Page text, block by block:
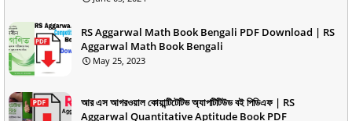
RS Aggarwal Math Book Bengali PDF Download | RS
Aggarwal Math Book Bengali
May 25, 2023
আর এস আগরওয়াল কোয়ান্টিটেটিভ অ্যাপটিটিউড বই পিডিএফ | RS
Aggarwal Quantitative Aptitude Book PDF